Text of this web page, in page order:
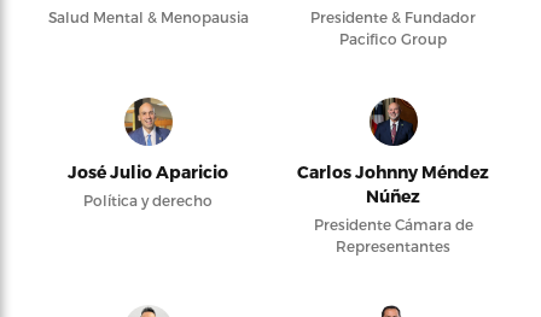
Salud Mental & Menopausia
Presidente & Fundador
Pacifico Group
José Julio Aparicio
Política y derecho
Carlos Johnny Méndez
Núñez
Presidente Cámara de
Representantes